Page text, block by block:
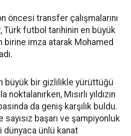
öncesi transfer çalışmalarını
Türk futbol tarihinin en büyük
imza atarak Mohamed
büyük bir gizlilikle yürüttüğü
Mısırlı yıldızın
da geniş karşılık buldu.
başarı ve şampiyonluk
dünyaca ünlü kanat